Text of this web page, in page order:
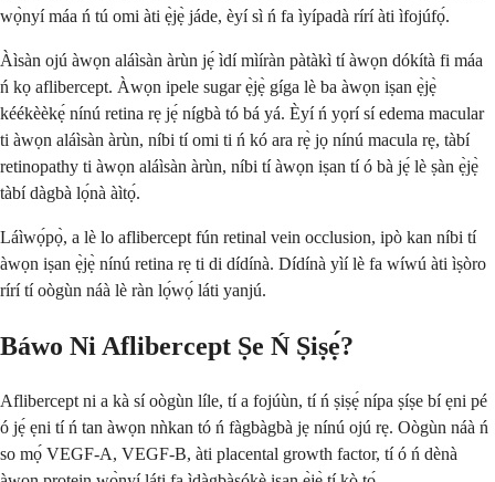
wọ̀nyí máa ń tú omi àti ẹ̀jẹ̀ jáde, èyí sì ń fa ìyípadà rírí àti ìfojúfọ́.
Àìsàn ojú àwọn aláìsàn àrùn jẹ́ ìdí mìíràn pàtàkì tí àwọn dókítà fi máa
ń kọ aflibercept. Àwọn ipele sugar ẹ̀jẹ̀ gíga lè ba àwọn iṣan ẹ̀jẹ̀
kéékèèkẹ́ nínú retina rẹ jẹ́ nígbà tó bá yá. Èyí ń yọrí sí edema macular
ti àwọn aláìsàn àrùn, níbi tí omi ti ń kó ara rẹ̀ jọ nínú macula rẹ, tàbí
retinopathy ti àwọn aláìsàn àrùn, níbi tí àwọn iṣan tí ó bà jẹ́ lè ṣàn ẹ̀jẹ̀
tàbí dàgbà lọ́nà àìtọ́.
Láìwọ́pọ̀, a lè lo aflibercept fún retinal vein occlusion, ipò kan níbi tí
àwọn iṣan ẹ̀jẹ̀ nínú retina rẹ ti di dídínà. Dídínà yìí lè fa wíwú àti ìṣòro
rírí tí oògùn náà lè ràn lọ́wọ́ láti yanjú.
Báwo Ni Aflibercept Ṣe Ń Ṣiṣẹ́?
Aflibercept ni a kà sí oògùn líle, tí a fojúùn, tí ń ṣiṣẹ́ nípa ṣíṣe bí ẹni pé
ó jẹ́ ẹni tí ń tan àwọn nǹkan tó ń fàgbàgbà jẹ nínú ojú rẹ. Oògùn náà ń
so mọ́ VEGF-A, VEGF-B, àti placental growth factor, tí ó ń dènà